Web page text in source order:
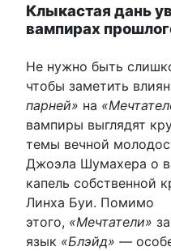
Клыкастая дань
вампирах
Не нужно быть
чтобы заметить
парней» на
вампиры выглядят
темы вечной
Джоэла Шумахера о
капель собственной
Линха Буи. Помимо
этого, «Мечтатели»
язык «Блэйд» —